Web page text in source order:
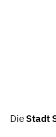
Die Stadt